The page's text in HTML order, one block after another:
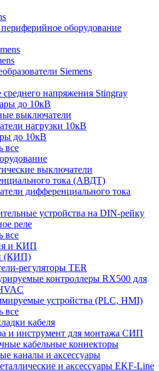
оборудование
Siemens
напряжения Stingray
до 10кВ
выключатели
нагрузки 10кВ
до 10кВ
все
выключатели
тока (АВДТ)
дифференциального тока
устройства на DIN-рейку
реле
все
и КИП
(КИП)
регуляторы TER
контроллеры RX500 для
устройства (PLC, HMI)
все
кабеля
и инструмент для монтажа СИП
кабельные коннекторы
каналы и аксессуары
и аксессуары EKF-Line